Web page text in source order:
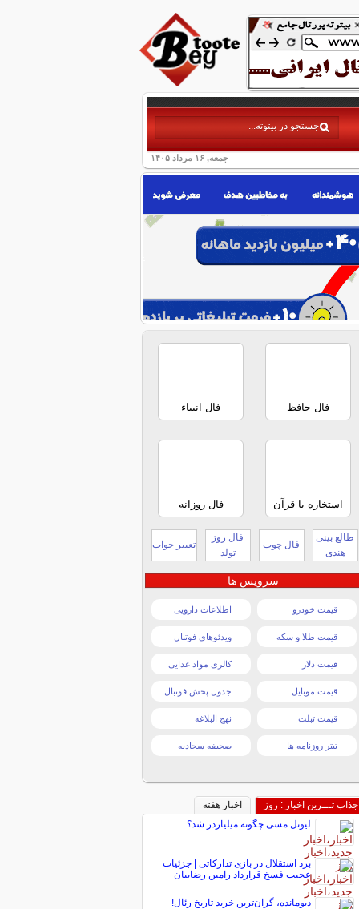
جمعه, ۱۶ مرداد ۱۴۰۵
فال حافظ فال انبیاء
استخاره با قرآن فال روزانه
طالع بینی
هندی
فال چوب
فال روز
تولد
تعبیر خواب
سرویس ها
قیمت خودرو اطلاعات دارویی
قیمت طلا و سکه ویدئوهای فوتبال
قیمت دلار کالری مواد غذایی
قیمت موبایل جدول پخش فوتبال
قیمت تبلت نهج البلاغه
تیتر روزنامه ها صحیفه سجادیه
جذاب تـــرین اخبار : روز
اخبار هفته
لیونل مسی چگونه میلیاردر شد؟
برد استقلال در بازی تدارکاتی | جزئیات
عجیب فسخ قرارداد رامین رضاییان
دیومانده، گران‌ترین خرید تاریخ رئال!